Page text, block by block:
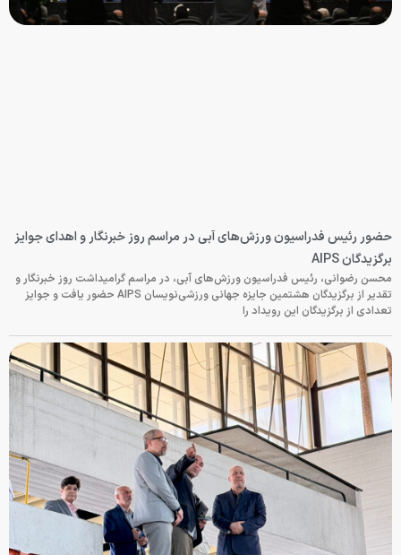
حضور رئیس فدراسیون ورزش‌های آبی در مراسم روز خبرنگار و اهدای جوایز
برگزیدگان AIPS
محسن رضوانی، رئیس فدراسیون ورزش‌های آبی، در مراسم گرامیداشت روز خبرنگار و
تقدیر از برگزیدگان هشتمین جایزه جهانی ورزشی‌نویسان AIPS حضور یافت و جوایز
تعدادی از برگزیدگان این رویداد را